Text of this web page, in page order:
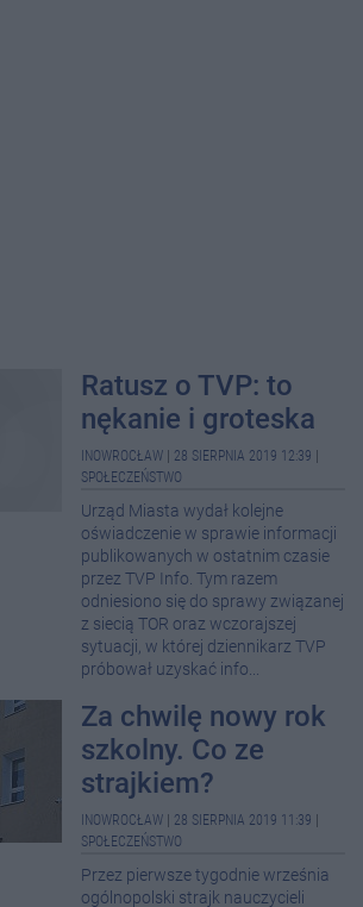
Ratusz o TVP: to
nękanie i groteska
INOWROCŁAW 28 SIERPNIA 2019 12:39
SPOŁECZEŃSTWO
Urząd Miasta wydał kolejne
oświadczenie w sprawie informacji
publikowanych w ostatnim czasie
przez TVP Info. Tym razem
odniesiono się do sprawy związanej
z siecią TOR oraz wczorajszej
sytuacji, w której dziennikarz TVP
próbował uzyskać info...
Za chwilę nowy rok
szkolny. Co ze
strajkiem?
INOWROCŁAW 28 SIERPNIA 2019 11:39
SPOŁECZEŃSTWO
Przez pierwsze tygodnie września
ogólnopolski strajk nauczycieli